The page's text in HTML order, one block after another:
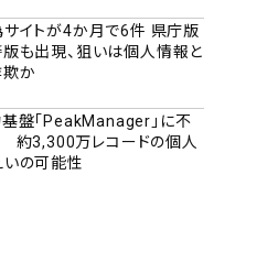
イトが4か月で6件 県庁版
も出現、狙いは個人情報と
か
盤「PeakManager」に不
約3,300万レコードの個人
の可能性